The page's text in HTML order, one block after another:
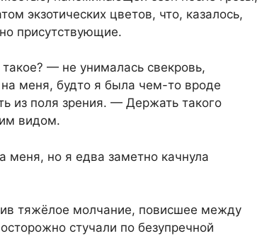
экзотических цветов, что, казалось,
присутствующие.
— не унималась свекровь,
меня, будто я была чем-то вроде
из поля зрения. — Держать такого
видом.
меня, но я едва заметно качнула
тяжёлое молчание, повисшее между
стучали по безупречной